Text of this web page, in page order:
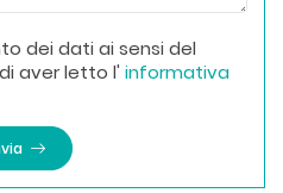
dei dati ai sensi del
di aver letto l' informativa